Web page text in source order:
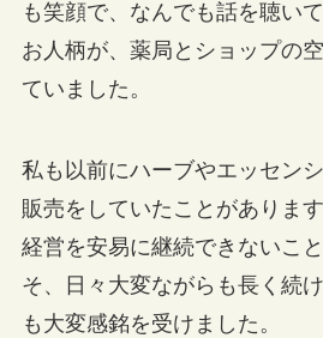
も笑顔で、なんでも話を聴い
お人柄が、薬局とショップの
ていました。
私も以前にハーブやエッセン
販売をしていたことがありま
経営を安易に継続できないこ
そ、日々大変ながらも長く続
も大変感銘を受けました。